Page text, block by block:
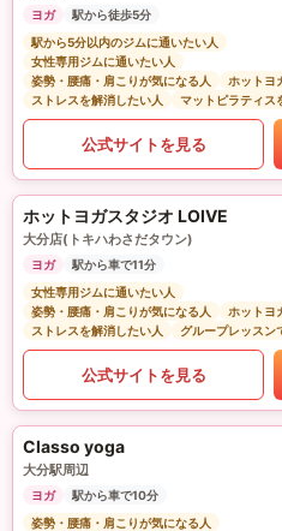
ヨガ
駅から徒歩5分
駅から5分以内のジムに通いたい人
女性専用ジムに通いたい人
姿勢・腰痛・肩こりが気になる人
ホットヨ
ストレスを解消したい人
マットピラティス
公式サイトを見る
ホットヨガスタジオ LOIVE
大分店(トキハわさだタウン)
ヨガ
駅から車で11分
女性専用ジムに通いたい人
姿勢・腰痛・肩こりが気になる人
ホットヨ
ストレスを解消したい人
グループレッスン
公式サイトを見る
Classo yoga
大分駅周辺
ヨガ
駅から車で10分
姿勢・腰痛・肩こりが気になる人